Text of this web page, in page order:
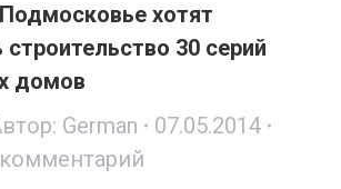
хотят
строительство 30 серий
домов
German
07.05.2014